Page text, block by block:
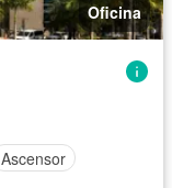
Oficina
Ascensor